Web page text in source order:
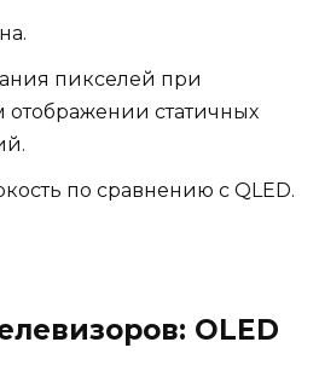
пикселей при
отображении статичных
по сравнению с QLED.
OLED